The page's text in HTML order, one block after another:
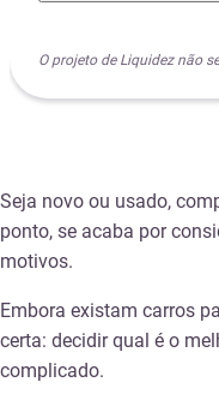
O projeto de Liquidez não
Seja novo ou usado,
ponto, se acaba por
motivos.
Embora existam carros
certa: decidir qual é o
complicado.